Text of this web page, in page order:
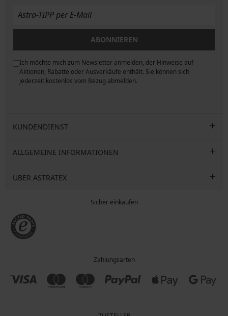
ABONNIEREN
Ich möchte mich zum Newsletter anmelden, der Hinweise auf
Aktionen, Rabatte oder Ausverkäufe enthält. Sie können sich
jederzeit kostenlos vom Bezug abmelden.
KUNDENDIENST
ALLGEMEINE INFORMATIONEN
ÜBER ASTRATEX
Sicher einkaufen
Zahlungsarten